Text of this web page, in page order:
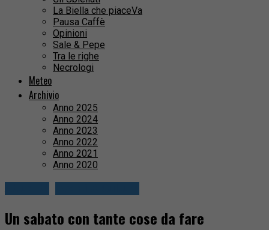
La Biella che piaceVa
Pausa Caffè
Opinioni
Sale & Pepe
Tra le righe
Necrologi
Meteo
Archivio
Anno 2025
Anno 2024
Anno 2023
Anno 2022
Anno 2021
Anno 2020
Un sabato con tante cose da fare